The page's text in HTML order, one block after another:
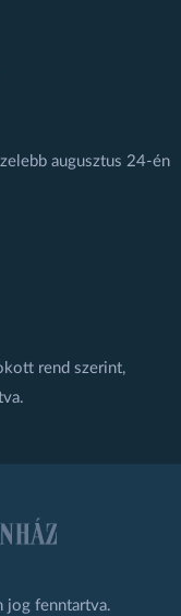
augusztus 24-én
rend szerint,
jog fenntartva.